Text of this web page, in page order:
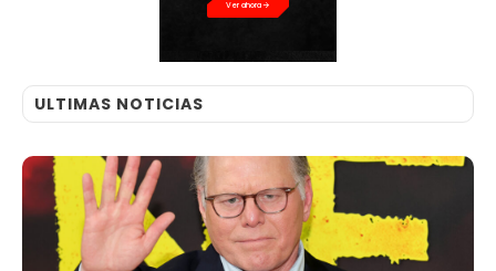
Ver ahora
ULTIMAS NOTICIAS